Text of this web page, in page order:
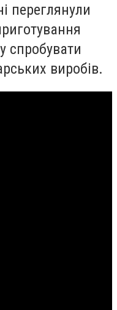
переглянули
спробувати
виробів.